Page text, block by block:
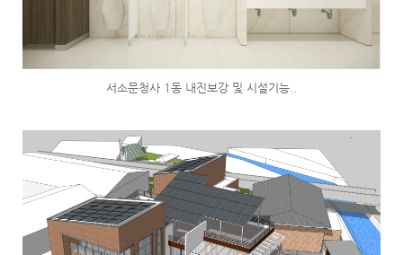
서소문청사 1동 내진보강 및 시설기능..